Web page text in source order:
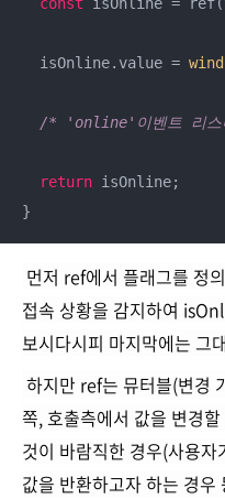
const isOnline = ref(
  isOnline.value =
/* 'online'이벤트 리스
return isOnline;
}
먼저 ref에서 플래그를 정
접속 상황을 감지하여
보시다시피 마지막에는
하지만 ref는 뮤터블(변경
쪽, 호출측에서 값을 변경
것이 바람직한 경우(사용
값을 반환하고자 하는 경우